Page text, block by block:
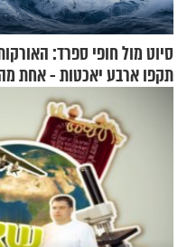
סיוט מול חופי ספרד:
תקפו ארבע יאכטות - אחת